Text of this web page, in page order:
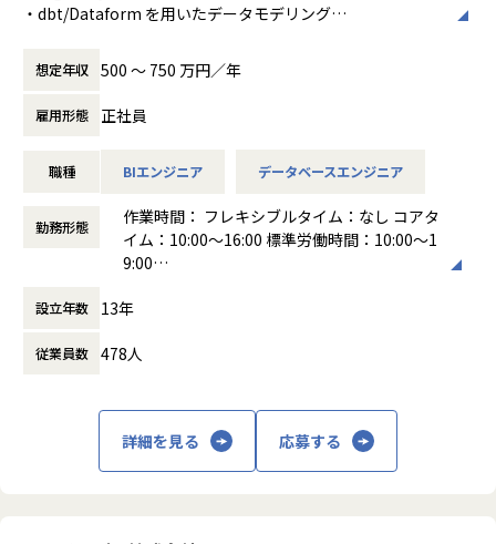
・Udemy受講、英語学習、技術書購入、資格取得奨励金制度
・リモートワーク率65％以上
・有給消化率75%以上
■ホープスの特徴
▼企業情報・成長性
当社は、一部上場企業「SHIFT」のグループ会社として、安
定した経営基盤と挑戦的な成長を両立しています。
SHIFTおよびHOPESともに、前年比120％以上の成長を継続
しており、急成長するIT市場の中で存在感を高めています。
平均年齢は32歳。若手からベテランまで幅広い年代が活躍し
ており、年齢や役職に関係なく意見を交わせるフラットな社
ホープスでは、リモートワーク活用があり平
く、プロジェクトに応じて柔軟な働き方がで
ワークライフバランスを重視した環境が整っ
・dbt/Dataform を用いたデータモデリング
シニアエンジニアのサポートのもと、まずは既存のデータ基
盤の運用・改善や、小規模な機能追加からスタートしていた
だき、
かせします。
ファインディは、エンジニアのキャリア支援や組織課題解決
現在、扱うデータは26万人以上のエンジニアのスキルデータ
データへと拡大しています。
業の意思決定をいかにデータで加速させるか」が組織の命題
となっています。
現在は3名の少数精鋭チームですが、さらなる基盤強化を目
指すため、新たなメンバーを募集します。
想定年収 500 〜 750 万円／年
雇用形態 正社員
職種 BIエンジニア データベースエンジニア
勤務形態
作業時間： フレキシブルタイム：なし コアタ
イム：10:00〜16:00 標準労働時間：10:00～1
9:00
時間外労働の有無： 有（月平均10時間～30
休憩時間： 60分
設立年数 13年
従業員数 478人
詳細を見る 応募する